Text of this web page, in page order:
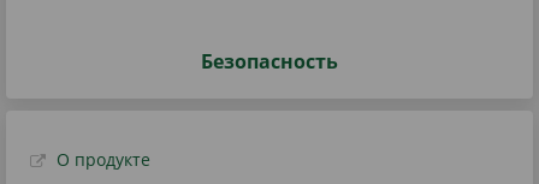
Безопасность
О продукте